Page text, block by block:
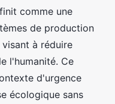
comme une
de production
à réduire
l'humanité. Ce
d'urgence
écologique sans